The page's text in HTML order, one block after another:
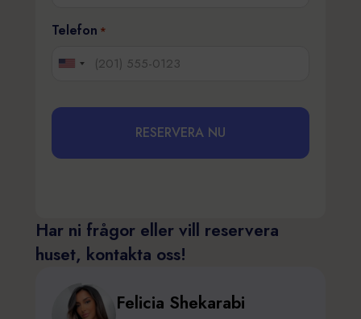
Telefon *
Har ni frågor eller vill reservera
huset, kontakta oss!
Felicia Shekarabi